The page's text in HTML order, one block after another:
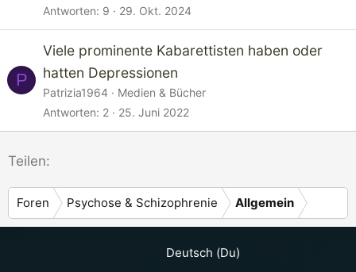
Antworten 9 29. Okt. 2024
P
Viele prominente Kabarettisten haben oder
hatten Depressionen
Patrizia1964
Medien & Bücher
Antworten 2 25. Juni 2022
Teilen:
Foren Psychose & Schizophrenie Allgemein
Deutsch (Du)